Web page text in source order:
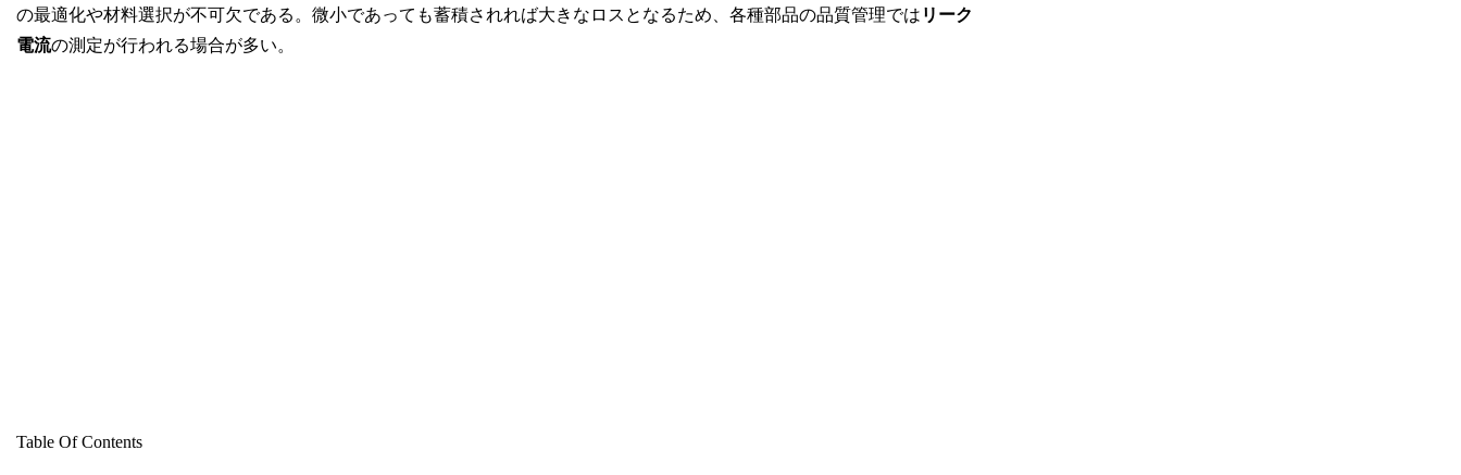
の最適化や材料選択が不可欠である。微小であっても蓄積されれば大きなロスとなるため、各種部品の品質管理では リーク
電流の測定が行われる場合が多い。
Table Of Contents